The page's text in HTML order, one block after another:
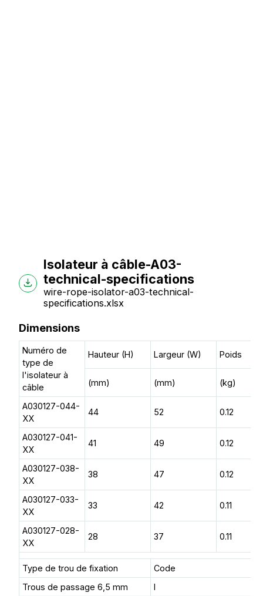
Isolateur à câble-A03-
technical-specifications
wire-rope-isolator-a03-technical-
specifications.xlsx
Dimensions
Numéro de
type de
l'isolateur à
câble
Hauteur (H) Largeur (W) Poids
(mm) (mm) (kg)
A030127-044-
XX
44 52 0.12
A030127-041-
XX
41 49 0.12
A030127-038-
XX
38 47 0.12
A030127-033-
XX
33 42 0.11
A030127-028-
XX
28 37 0.11
Type de trou de fixation
Code
Trous de passage 6,5 mm
I